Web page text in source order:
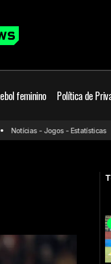
feminino Política de
Notícias - Jogos - Estatísticas